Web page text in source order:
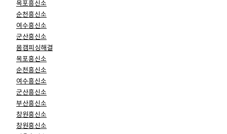
목포흥신소
순천흥신소
여수흥신소
군산흥신소
몸캠피싱해결
목포흥신소
순천흥신소
여수흥신소
군산흥신소
부산흥신소
창원흥신소
창원흥신소